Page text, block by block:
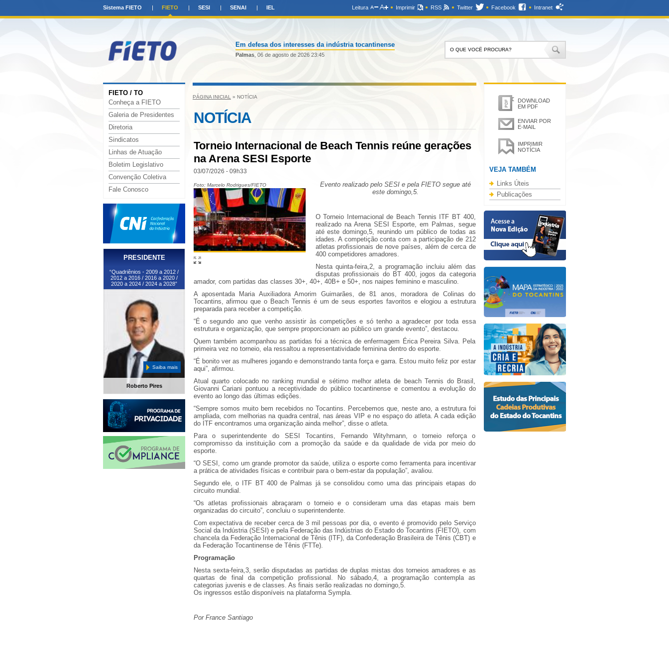
Sistema FIETO FIETO SESI SENAI IEL Leitura Imprimir RSS Twitter Facebook Intranet
Em defesa dos interesses da indústria tocantinense
Palmas , 06 de agosto de 2026 23:45
FIETO / TO
Conheça a FIETO
Galeria de Presidentes
Diretoria
Sindicatos
Linhas de Atuação
Boletim Legislativo
Convenção Coletiva
Fale Conosco
PRESIDENTE
“Quadriênios - 2009 a 2012 /
2012 a 2016 / 2016 a 2020 /
2020 a 2024 / 2024 a 2028”
Roberto Pires
Saiba mais
PÁGINA INICIAL » NOTÍCIA
NOTÍCIA
Torneio Internacional de Beach Tennis reúne gerações
na Arena SESI Esporte
03/07/2026 - 09h33
Foto: Marcelo Rodrigues/FIETO
Evento realizado pelo SESI e pela FIETO segue até
este domingo,5.
O Torneio Internacional de Beach Tennis ITF BT 400,
realizado na Arena SESI Esporte, em Palmas, segue
até este domingo,5, reunindo um público de todas as
idades. A competição conta com a participação de 212
atletas profissionais de nove países, além de cerca de
400 competidores amadores.
Nesta quinta-feira,2, a programação incluiu além das
disputas profissionais do BT 400, jogos da categoria
amador, com partidas das classes 30+, 40+, 40B+ e 50+, nos naipes feminino e masculino.
A aposentada Maria Auxiliadora Amorim Guimarães, de 81 anos, moradora de Colinas do
Tocantins, afirmou que o Beach Tennis é um de seus esportes favoritos e elogiou a estrutura
preparada para receber a competição.
“É o segundo ano que venho assistir às competições e só tenho a agradecer por toda essa
estrutura e organização, que sempre proporcionam ao público um grande evento”, destacou.
Quem também acompanhou as partidas foi a técnica de enfermagem Érica Pereira Silva. Pela
primeira vez no torneio, ela ressaltou a representatividade feminina dentro do esporte.
“É bonito ver as mulheres jogando e demonstrando tanta força e garra. Estou muito feliz por estar
aqui”, afirmou.
Atual quarto colocado no ranking mundial e sétimo melhor atleta de beach Tennis do Brasil,
Giovanni Cariani pontuou a receptividade do público tocantinense e comentou a evolução do
evento ao longo das últimas edições.
“Sempre somos muito bem recebidos no Tocantins. Percebemos que, neste ano, a estrutura foi
ampliada, com melhorias na quadra central, nas áreas VIP e no espaço do atleta. A cada edição
do ITF encontramos uma organização ainda melhor”, disse o atleta.
Para o superintendente do SESI Tocantins, Fernando Wityhmann, o torneio reforça o
compromisso da instituição com a promoção da saúde e da qualidade de vida por meio do
esporte.
“O SESI, como um grande promotor da saúde, utiliza o esporte como ferramenta para incentivar
a prática de atividades físicas e contribuir para o bem-estar da população”, avaliou.
Segundo ele, o ITF BT 400 de Palmas já se consolidou como uma das principais etapas do
circuito mundial.
“Os atletas profissionais abraçaram o torneio e o consideram uma das etapas mais bem
organizadas do circuito”, concluiu o superintendente.
Com expectativa de receber cerca de 3 mil pessoas por dia, o evento é promovido pelo Serviço
Social da Indústria (SESI) e pela Federação das Indústrias do Estado do Tocantins (FIETO), com
chancela da Federação Internacional de Tênis (ITF), da Confederação Brasileira de Tênis (CBT) e
da Federação Tocantinense de Tênis (FTTe).
Programação
Nesta sexta-feira,3, serão disputadas as partidas de duplas mistas dos torneios amadores e as
quartas de final da competição profissional. No sábado,4, a programação contempla as
categorias juvenis e de classes. As finais serão realizadas no domingo,5.
Os ingressos estão disponíveis na plataforma Sympla.
Por France Santiago
DOWNLOAD
EM PDF
ENVIAR POR
E-MAIL
IMPRIMIR
NOTÍCIA
VEJA TAMBÉM
Links Úteis
Publicações